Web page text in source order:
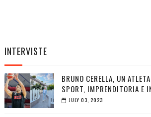
INTERVISTE
BRUNO CERELLA, UN
SPORT, IMPRENDITORIA E
JULY 03, 2023